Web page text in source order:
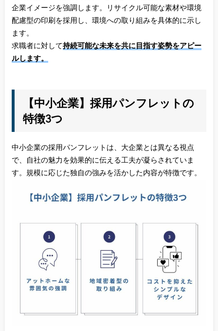
企業イメージを強調します。リサイクル可能な素材や環境
配慮型の印刷を採用し、環境への取り組みを具体的に示し
ます。
求職者に対して持続可能な未来を共に目指す姿勢をアピー
ルします。
【中小企業】採用パンフレットの
特徴3つ
中小企業の採用パンフレットは、大企業とは異なる視点
で、自社の魅力を効果的に伝える工夫が凝らされていま
す。規模に応じた独自の強みを活かした内容が特徴です。